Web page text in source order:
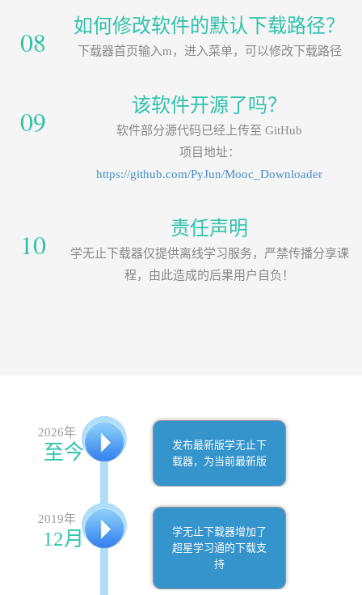
08 如何修改软件的默认下载路径？
下载器首页输入m，进入菜单，可以修改下载路径
09 该软件开源了吗？
软件部分源代码已经上传至 GitHub
项目地址：
https://github.com/PyJun/Mooc_Downloader
10 责任声明
学无止下载器仅提供离线学习服务，严禁传播分享课
程，由此造成的后果用户自负！
2026年
至今
发布最新版学无止下
载器，为当前最新版
2019年
12月
学无止下载器增加了
超星学习通的下载支
持